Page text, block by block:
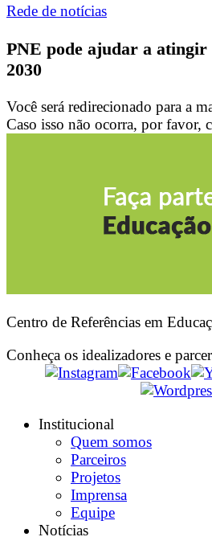
Rede de notícias
PNE pode ajudar a atingir
2030
Você será redirecionado para a
Caso isso não ocorra, por favor,
Centro de Referências em
Conheça os idealizadores e
Institucional
Quem somos
Parceiros
Projetos
Imprensa
Equipe
Notícias